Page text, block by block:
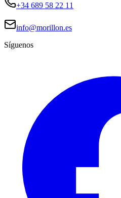
+34 689 58 22 11
info@morillon.es
Síguenos